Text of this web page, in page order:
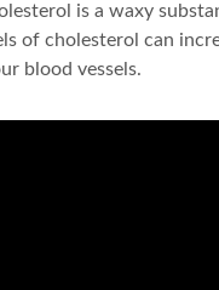
is a waxy
of cholesterol can
blood vessels.